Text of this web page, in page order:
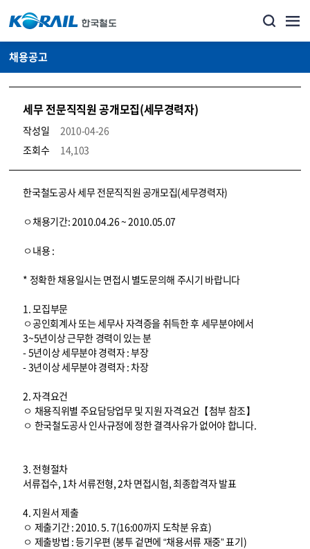
채용공고
세무 전문직직원 공개모집(세무경력자)
작성일
2010-04-26
조회수
14,103
코레일소개_경영공시_채용공고 상세보기 – 내용, 파일, 담당자 연락처로 구성
한국철도공사 세무 전문직직원 공개모집(세무경력자)
ㅇ채용기간: 2010.04.26 ~ 2010.05.07
ㅇ내용 :
* 정확한 채용일시는 면접시 별도문의해 주시기 바랍니다
1. 모집부문
ㅇ공인회계사 또는 세무사 자격증을 취득한 후 세무분야에서
3~5년이상 근무한 경력이 있는 분
- 5년이상 세무분야 경력자 : 부장
- 3년이상 세무분야 경력자 : 차장
2. 자격요건
ㅇ 채용직위별 주요담당업무 및 지원 자격요건【첨부 참조】
ㅇ 한국철도공사 인사규정에 정한 결격사유가 없어야 합니다.
3. 전형절차
서류접수, 1차 서류전형, 2차 면접시험, 최종합격자 발표
4. 지원서 제출
ㅇ 제출기간 : 2010. 5. 7(16:00까지 도착분 유효)
ㅇ 제출방법 : 등기우편 (봉투 겉면에 “채용서류 재중” 표기)